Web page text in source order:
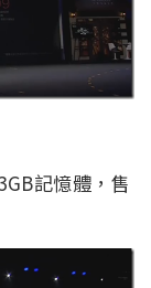
記憶體，售